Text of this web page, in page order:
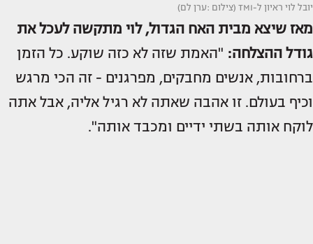
יובל לוי ראיון ל-TMI (צילום :ערן לם)
מאז שיצא מבית האח הגדול, לוי מתקשה לעכל את
גודל ההצלחה: "האמת שזה לא כזה שוקע. כל הזמן
ברחובות, אנשים מחבקים, מפרגנים - זה הכי מרגש
וכיף בעולם. זו אהבה שאתה לא רגיל אליה, אבל אתה
לוקח אותה בשתי ידיים ומכבד אותה".